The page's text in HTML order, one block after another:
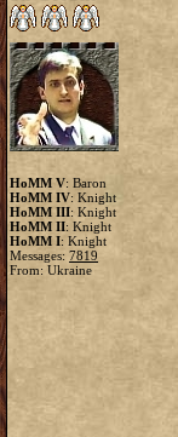
HoMM V: Baron
HoMM IV: Knight
HoMM III: Knight
HoMM II: Knight
HoMM I: Knight
Messages: 7819
From: Ukraine